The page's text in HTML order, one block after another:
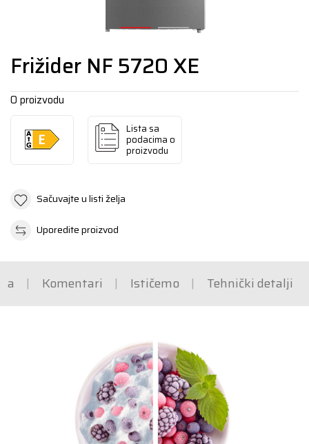
Frižider NF 5720 XE
O proizvodu
Lista sa
podacima o
proizvodu
Sačuvajte u listi želja
Uporedite proizvod
Komentari Ističemo Tehnički detalji